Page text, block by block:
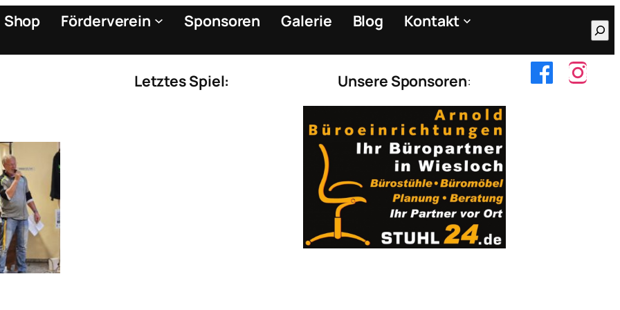
Shop Förderverein Sponsoren Galerie Blog
Kontakt
Letztes Spiel: Unsere Sponsoren: